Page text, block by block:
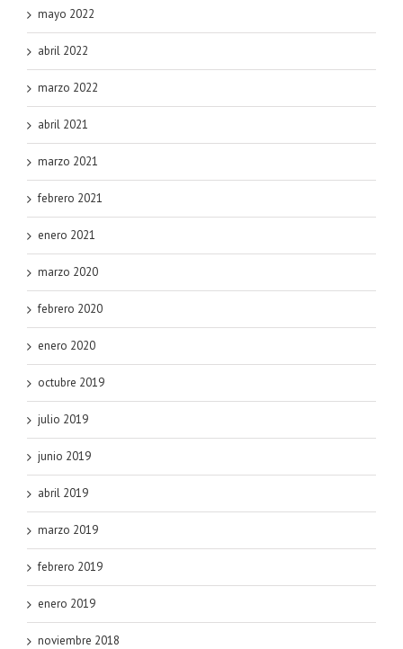
mayo 2022
abril 2022
marzo 2022
abril 2021
marzo 2021
febrero 2021
enero 2021
marzo 2020
febrero 2020
enero 2020
octubre 2019
julio 2019
junio 2019
abril 2019
marzo 2019
febrero 2019
enero 2019
noviembre 2018